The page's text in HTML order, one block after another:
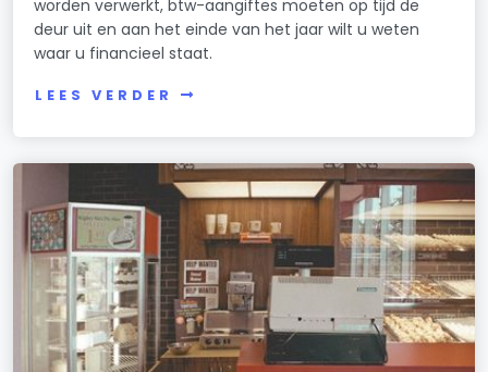
worden verwerkt, btw-aangiftes moeten op tijd de
deur uit en aan het einde van het jaar wilt u weten
waar u financieel staat.
LEES VERDER